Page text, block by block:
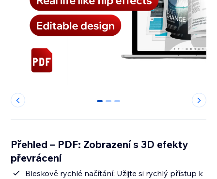
0 1 2
Přehled – PDF: Zobrazení s 3D efekty
převrácení
Bleskově rychlé načítání: Užijte si rychlý přístup k